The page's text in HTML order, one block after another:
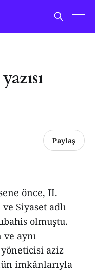
Paylaş
önce, II.
Siyaset adlı
olmuştu.
aynı
aziz
imkânlarıyla